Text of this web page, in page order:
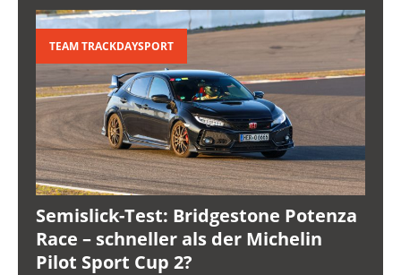
TEAM TRACKDAYSPORT
Semislick-Test: Bridgestone Potenza
Race – schneller als der Michelin
Pilot Sport Cup 2?